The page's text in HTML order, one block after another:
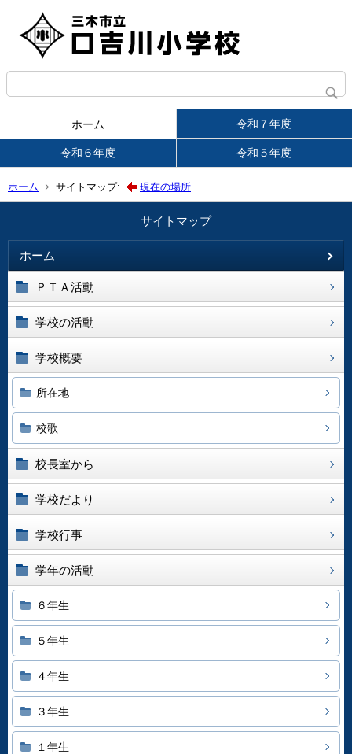
ホーム 令和７年度
令和６年度 令和５年度
ホーム サイトマップ: 現在の場所
サイトマップ
ホーム
ＰＴＡ活動
学校の活動
学校概要
所在地
校歌
校長室から
学校だより
学校行事
学年の活動
６年生
５年生
４年生
３年生
１年生